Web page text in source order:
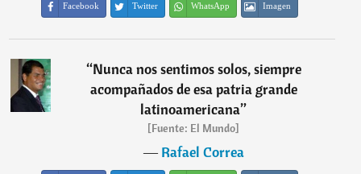
Facebook Twitter WhatsApp Imagen
“Nunca nos sentimos solos, siempre
acompañados de esa patria grande
latinoamericana”
[Fuente: El Mundo]
―Rafael Correa